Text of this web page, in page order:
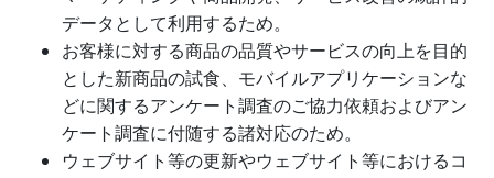
データとして利用するため。
お客様に対する商品の品質やサービスの向上を目的
とした新商品の試食、モバイルアプリケーションな
どに関するアンケート調査のご協力依頼およびアン
ケート調査に付随する諸対応のため。
ウェブサイト等の更新やウェブサイト等におけるコ